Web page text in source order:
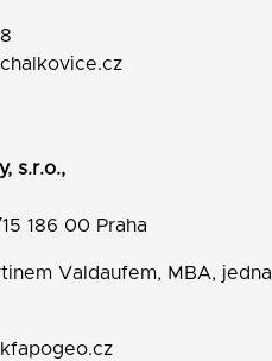
s.r.o.,
186 00 Praha
Valdaufem, MBA,